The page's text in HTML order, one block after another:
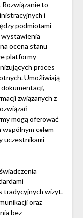
to
i
podmiotami
wystawienia
ocena stanu
platformy
proces
Umożliwiają
związanych z
mogą oferować
wspólnym celem
uczestnikami
tradycyjnych wizyt.
oraz
bez